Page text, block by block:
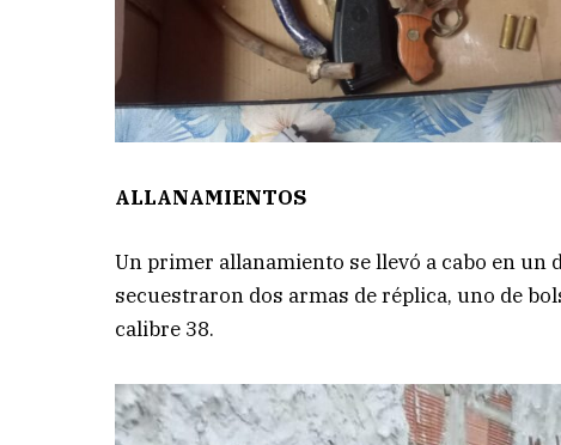
ALLANAMIENTOS
Un primer allanamiento se llevó a cabo en
secuestraron dos armas de réplica, uno de
calibre 38.